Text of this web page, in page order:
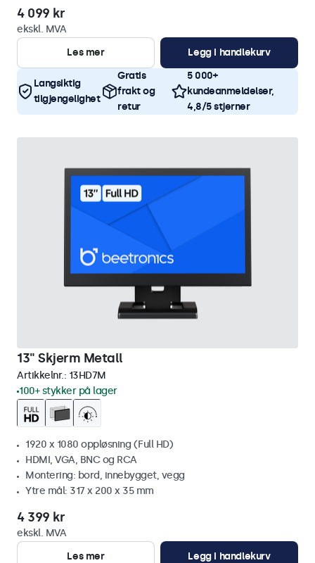
4 099 kr
ekskl. MVA
Les mer
Legg i handlekurv
Langsiktig
tilgjengelighet
Gratis
frakt og
retur
5 000+
kundeanmeldelser,
4,8/5 stjerner
13" Skjerm Metall
Artikkelnr.: 13HD7M
100+ stykker på lager
1920 x 1080 oppløsning (Full HD)
HDMI, VGA, BNC og RCA
Montering: bord, innebygget, vegg
Ytre mål: 317 x 200 x 35 mm
4 399 kr
ekskl. MVA
Les mer
Legg i handlekurv